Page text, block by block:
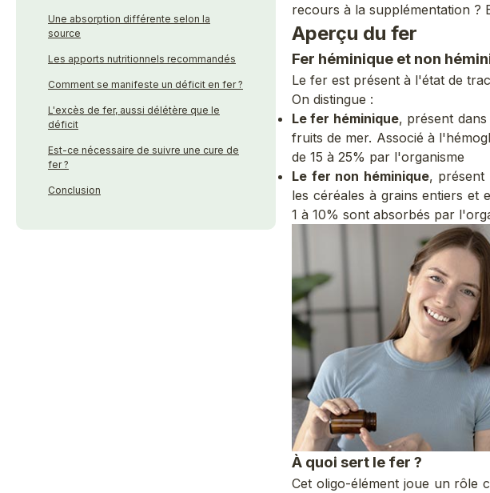
Une absorption différente selon la
source
Les apports nutritionnels recommandés
Comment se manifeste un déficit en fer ?
L'excès de fer, aussi délétère que le
déficit
Est-ce nécessaire de suivre une cure de
fer ?
Conclusion
recours à la supplémentation ?
Aperçu du fer
Fer héminique et non
Le fer est présent à l'état de
On distingue :
Le fer héminique, présent
fruits de mer. Associé à
de 15 à 25% par l'organisme
Le fer non héminique, présent
les céréales à grains entiers et
1 à 10% sont absorbés par
À quoi sert le fer ?
Cet oligo-élémentjoue un rôle